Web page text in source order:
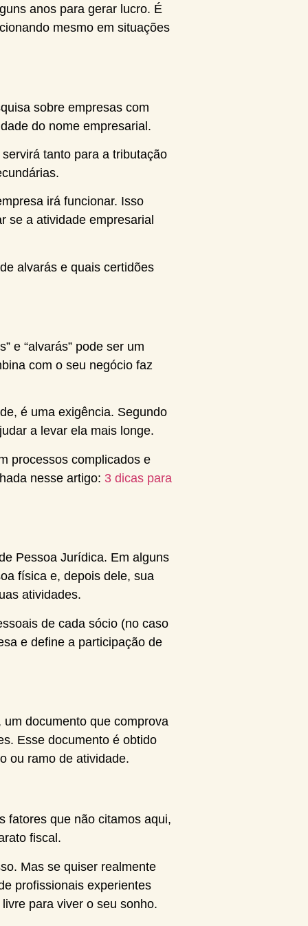
anos para gerar lucro. É
mesmo em situações
sobre empresas com
do nome empresarial.
tanto para a tributação
irá funcionar. Isso
se a atividade empresarial
alvarás e quais certidões
e “alvarás” pode ser um
com o seu negócio faz
é uma exigência. Segundo
a levar ela mais longe.
processos complicados e
nesse artigo: 3 dicas para
Pessoa Jurídica. Em alguns
física e, depois dele, sua
atividades.
de cada sócio (no caso
e define a participação de
documento que comprova
Esse documento é obtido
ou ramo de atividade.
fatores que não citamos aqui,
fiscal.
Mas se quiser realmente
profissionais experientes
para viver o seu sonho.